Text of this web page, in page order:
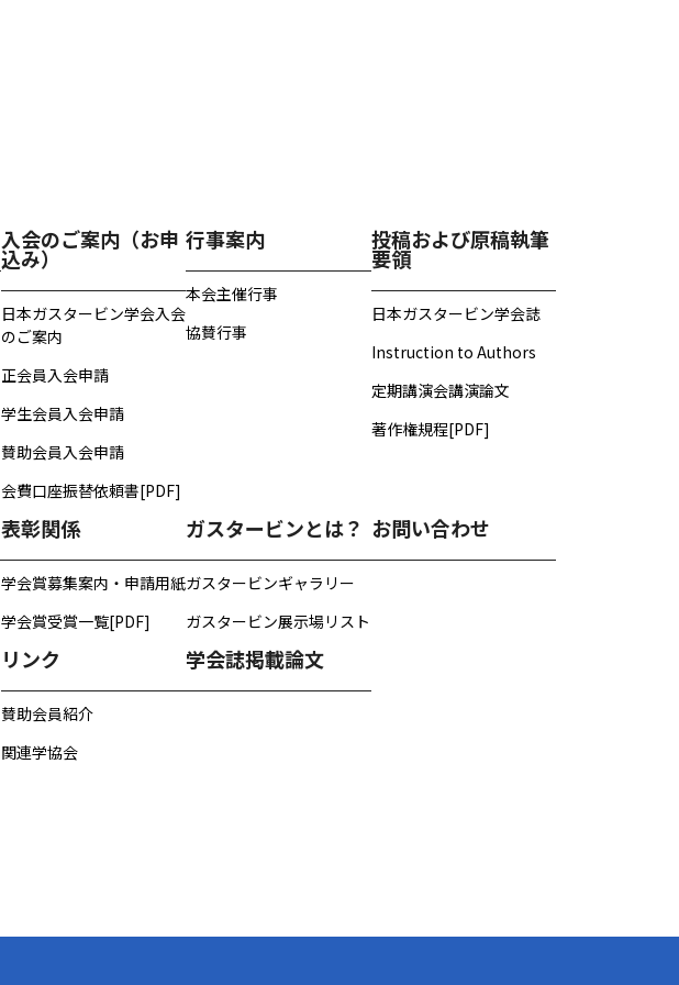
入会のご案内（お申
込み）
日本ガスタービン学会入会
のご案内
正会員入会申請
学生会員入会申請
賛助会員入会申請
会費口座振替依頼書[PDF]
行事案内
本会主催行事
協賛行事
投稿および原稿執筆
要領
日本ガスタービン学会誌
Instruction to Authors
定期講演会講演論文
著作権規程[PDF]
表彰関係
学会賞募集案内・申請用紙
学会賞受賞一覧[PDF]
リンク
賛助会員紹介
関連学協会
ガスタービンとは？
ガスタービンギャラリー
ガスタービン展示場リスト
学会誌掲載論文
お問い合わせ